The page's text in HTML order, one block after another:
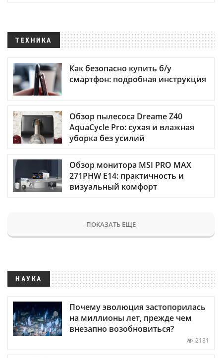
ТЕХНИКА
Как безопасно купить б/у
смартфон: подробная инструкция
Обзор пылесоса Dreame Z40
AquaCycle Pro: сухая и влажная
уборка без усилий
Обзор монитора MSI PRO MAX
271PHW E14: практичность и
визуальный комфорт
ПОКАЗАТЬ ЕЩЕ
НАУКА
Почему эволюция застопорилась
на миллионы лет, прежде чем
внезапно возобновиться?
2181